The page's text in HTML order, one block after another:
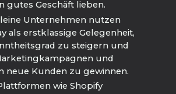
gutes Geschäft lieben.
Unternehmen nutzen
als erstklassige Gelegenheit,
zu steigern und
und
neue Kunden zu gewinnen.
wie Shopify